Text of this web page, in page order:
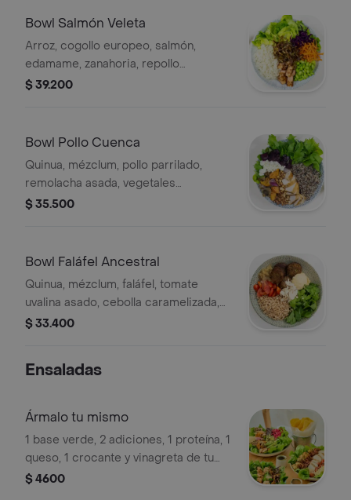
Bowl Salmón Veleta
Arroz, cogollo europeo, salmón,
edamame, zanahoria, repollo
encurtido, puerro crocante y
$ 39.200
Bowl Pollo Cuenca
Quinua, mézclum, pollo parrilado,
remolacha asada, vegetales
rostizados, queso feta, nueces
$ 35.500
Bowl Faláfel Ancestral
Quinua, mézclum, faláfel, tomate
uvalina asado, cebolla caramelizada,
hummus, almendras, aceite de oliva y
$ 33.400
Ensaladas
Ármalo tu mismo
1 base verde, 2 adiciones, 1 proteína, 1
queso, 1 crocante y vinagreta de tu
elección.
$ 4600